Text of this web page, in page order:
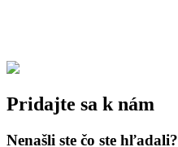
Pridajte sa k nám
Nenašli ste čo ste hľadali?